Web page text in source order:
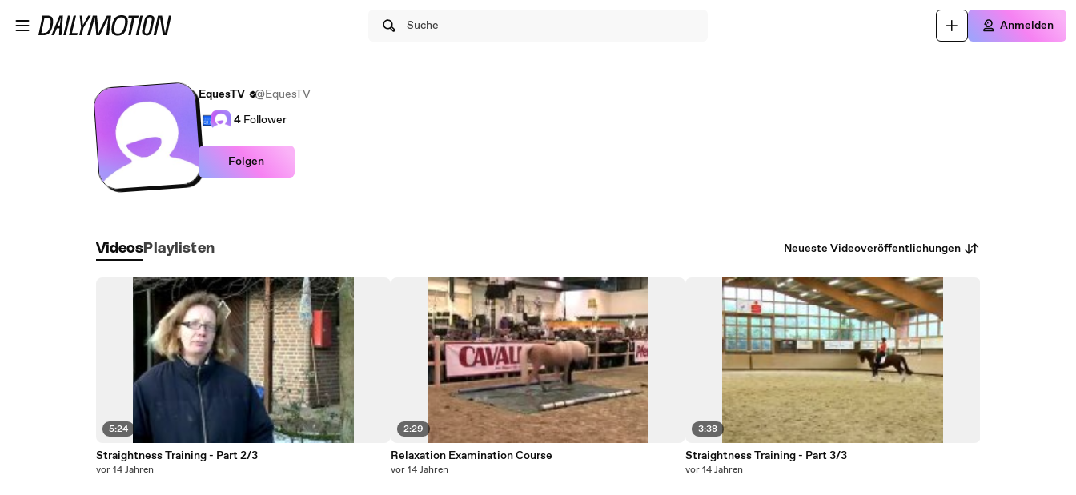
Suche Anmelden
EquesTV
@EquesTV
4 Follower
Folgen
Videos Playlisten Neueste Videoveröffentlichungen
5:24
Straightness Training - Part 2/3
vor 14 Jahren
2:29
Relaxation Examination Course
vor 14 Jahren
3:38
Straightness Training - Part 3/3
vor 14 Jahren